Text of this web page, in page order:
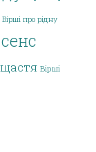
Вірші про рідну
Вірші